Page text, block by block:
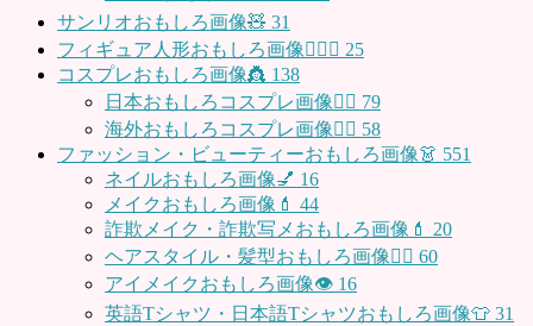
サンリオおもしろ画像🧸 31
フィギュア人形おもしろ画像🧍🏼‍♂️ 25
コスプレおもしろ画像👸 138
日本おもしろコスプレ画像🧝‍♀️ 79
海外おもしろコスプレ画像🧝‍♂️ 58
ファッション・ビューティーおもしろ画像👗 551
ネイルおもしろ画像💅 16
メイクおもしろ画像💄 44
詐欺メイク・詐欺写メおもしろ画像💄 20
ヘアスタイル・髪型おもしろ画像👱‍♀️ 60
アイメイクおもしろ画像👁 16
英語Tシャツ・日本語Tシャツおもしろ画像👕 31